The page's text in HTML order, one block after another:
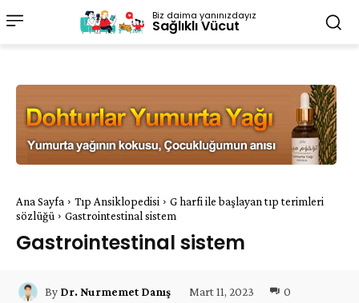
Biz daima yanınızdayız
Sağlıklı Vücut
Ana Sayfa Tıp Ansiklopedisi
G harfi ile başlayan tıp terimleri
sözlüğü
Gastrointestinal sistem
Gastrointestinal sistem
By Dr. Nurmemet Danış Mart 11, 2023 0